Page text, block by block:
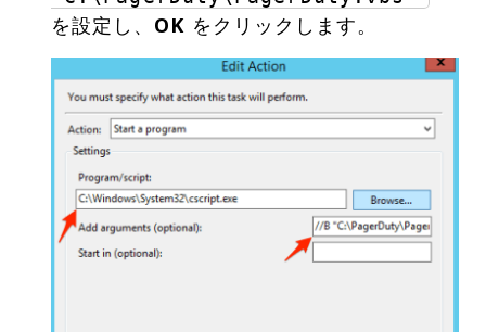
を設定し、 OK